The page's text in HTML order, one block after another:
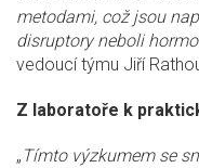
metodami, což jsou
disruptory neboli
vedoucí týmu Jiří
Z laboratoře k
„ Tímto výzkumem se